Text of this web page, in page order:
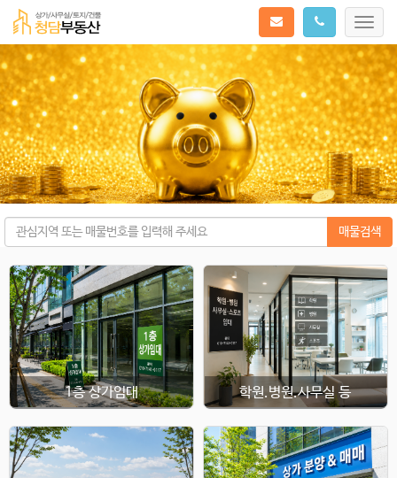
매물검색
1층 상가임대 학원.병원.사무실 등